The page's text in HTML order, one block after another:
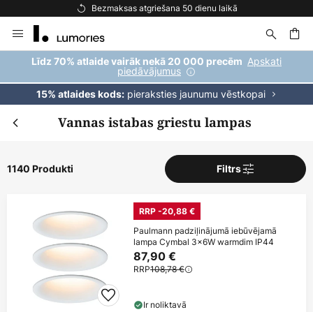
Bezmaksas piegāde pasūtījumiem virs 69 €
to
Content
Līdz 70% atlaide vairāk nekā 20 000 precēm Apskati
piedāvājumus
15% atlaides kods:pieraksties jaunumu vēstkopai
Vannas istabas griestu lampas
1140 Produkti Filtrs
RRP -20,88 €
Paulmann padziļinājumā iebūvējamā
lampa Cymbal 3x6W warmdim IP44
87,90 €
RRP108,78 €
Ir noliktavā